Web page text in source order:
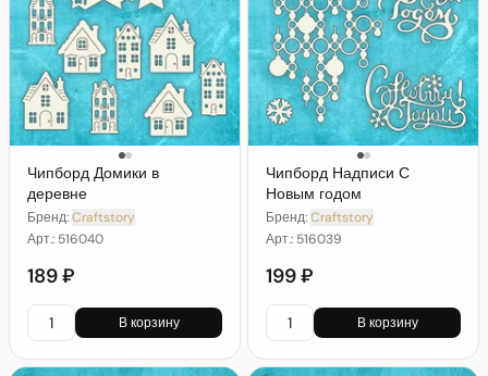
Чипборд Домики в
деревне
Бренд:Craftstory
Арт.: 516040
189 ₽
В корзину
Чипборд Надписи С
Новым годом
Бренд:Craftstory
Арт.: 516039
199 ₽
В корзину